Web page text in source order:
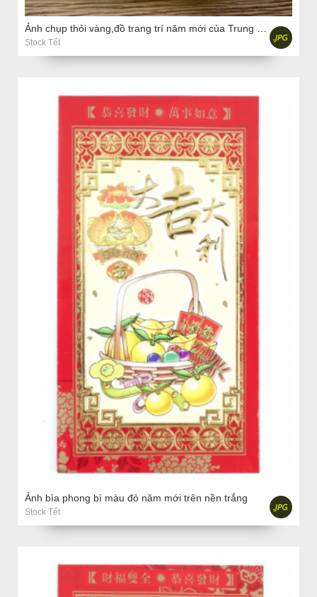
Ảnh chụp thỏi vàng,đồ trang trí năm mới của Trung Quốc
Stock Tết
Ảnh bìa phong bì màu đỏ năm mới trên nền trắng
Stock Tết